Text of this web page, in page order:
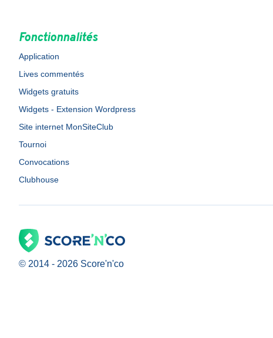
Fonctionnalités
Application
Lives commentés
Widgets gratuits
Widgets - Extension Wordpress
Site internet MonSiteClub
Tournoi
Convocations
Clubhouse
© 2014 - 2026 Score'n'co